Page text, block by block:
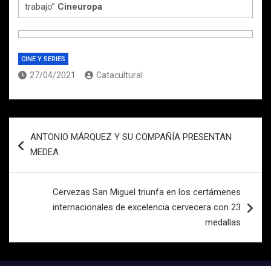
trabajo” Cineuropa
CINE Y SERIES
27/04/2021 Catacultural
de
ANTONIO MÁRQUEZ Y SU COMPAÑÍA PRESENTAN
MEDEA
Cervezas San Miguel triunfa en los certámenes
internacionales de excelencia cervecera con 23
medallas